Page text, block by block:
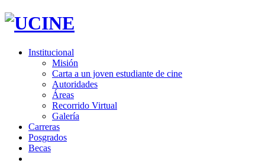
Institucional
Misión
Carta a un joven estudiante de cine
Autoridades
Áreas
Recorrido Virtual
Galería
Carreras
Posgrados
Becas